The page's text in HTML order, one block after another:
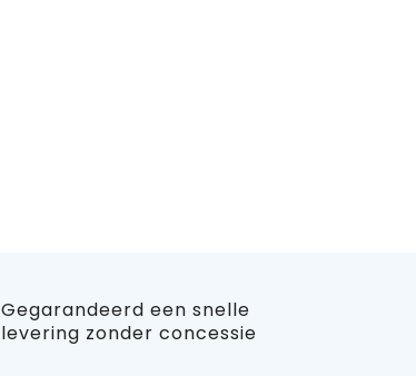
Gegarandeerd een snelle
levering zonder concessie